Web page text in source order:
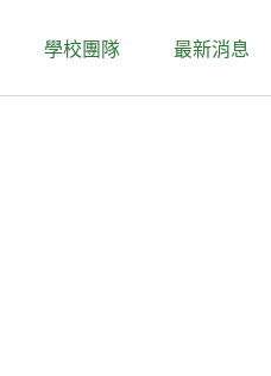
學校團隊 最新消息